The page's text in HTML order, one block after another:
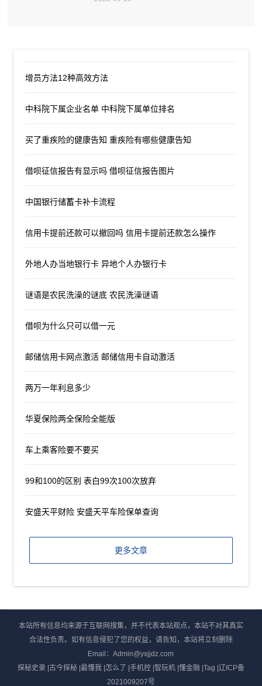
增员方法12种高效方法
中科院下属企业名单 中科院下属单位排名
买了重疾险的健康告知 重疾险有哪些健康告知
借呗征信报告有显示吗 借呗征信报告图片
中国银行储蓄卡补卡流程
信用卡提前还款可以撤回吗 信用卡提前还款怎么操作
外地人办当地银行卡 异地个人办银行卡
谜语是农民洗澡的谜底 农民洗澡谜语
借呗为什么只可以借一元
邮储信用卡网点激活 邮储信用卡自动激活
两万一年利息多少
华夏保险两全保险全能版
车上乘客险要不要买
99和100的区别 表白99次100次放弃
安盛天平财险 安盛天平车险保单查询
更多文章
本站所有信息均来源于互联网搜集，并不代表本站观点，本站不对其真实
合法性负责。如有信息侵犯了您的权益，请告知，本站将立刻删除
Email：Admin@yxjjdz.com
探秘史录|古今探秘|最懂我|怎么了 |手机控|智玩机|懂金融 |Tag |辽ICP备
2021009207号